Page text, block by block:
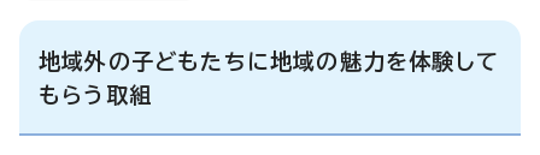
地域外の子どもたちに地域の魅力を体験して
もらう取組